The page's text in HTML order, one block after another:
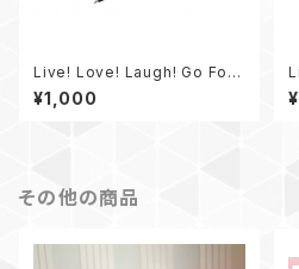
Live! Love! Laugh! Go Fort
h! マグネット＆ボールペン
¥1,000
その他の商品